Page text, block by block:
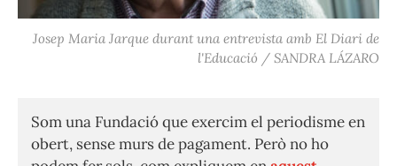
Josep Maria Jarque durant una entrevista amb El Diari de
l'Educació / SANDRA LÁZARO
Som una Fundació que exercim el periodisme en
obert, sense murs de pagament. Però no ho